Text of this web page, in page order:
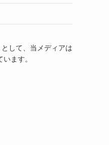
して、当メディアは
ます。